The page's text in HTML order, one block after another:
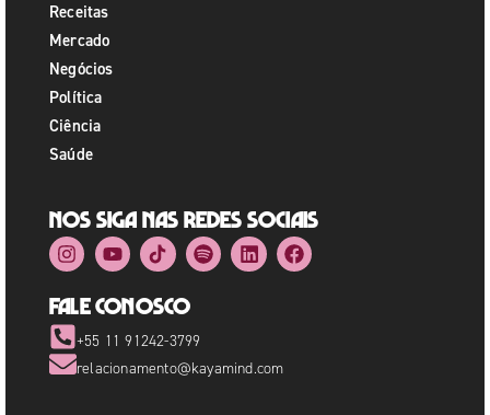
Receitas
Mercado
Negócios
Política
Ciência
Saúde
Nos siga nas redes sociais
Fale Conosco
+55 11 91242-3799
relacionamento@kayamind.com